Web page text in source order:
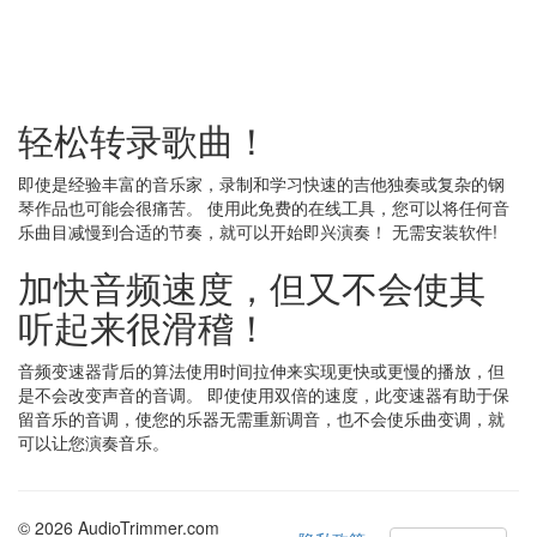
轻松转录歌曲！
即使是经验丰富的音乐家，录制和学习快速的吉他独奏或复杂的钢
琴作品也可能会很痛苦。 使用此免费的在线工具，您可以将任何音
乐曲目减慢到合适的节奏，就可以开始即兴演奏！ 无需安装软件!
加快音频速度，但又不会使其
听起来很滑稽！
音频变速器背后的算法使用时间拉伸来实现更快或更慢的播放，但
是不会改变声音的音调。 即使使用双倍的速度，此变速器有助于保
留音乐的音调，使您的乐器无需重新调音，也不会使乐曲变调，就
可以让您演奏音乐。
© 2026 AudioTrimmer.com